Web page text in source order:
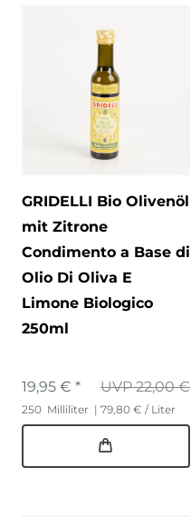
GRIDELLI Bio Olivenöl
mit Zitrone
Condimento a Base di
Olio Di Oliva E
Limone Biologico
250ml
UVP 22,00 €
19,95 € *
250 Milliliter | 79,80 € / Liter